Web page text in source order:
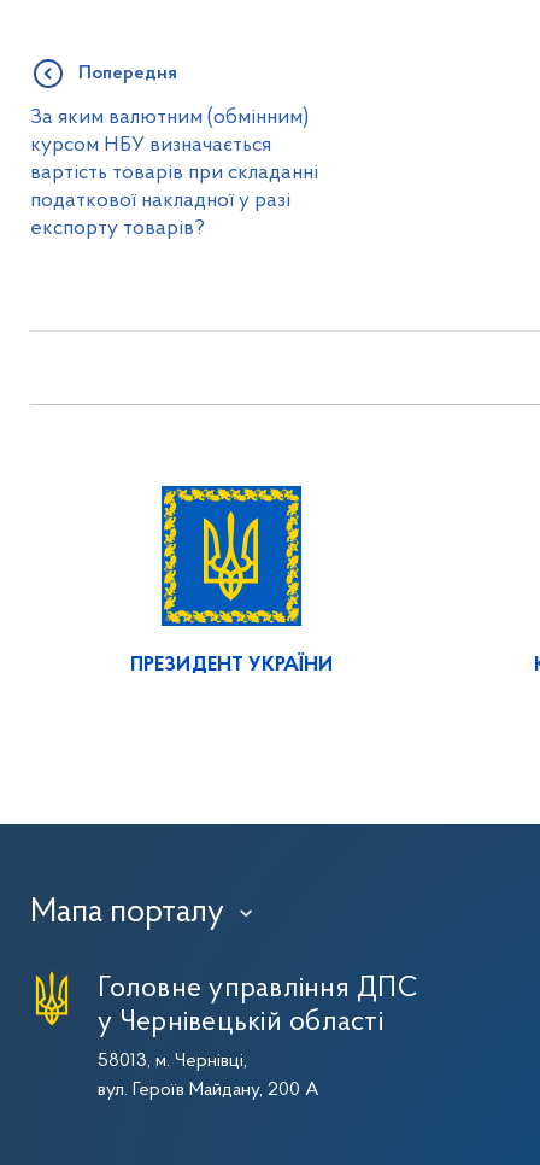
Попередня
За яким валютним (обмінним)
курсом НБУ визначається
вартість товарів при складанні
податкової накладної у разі
експорту товарів?
ПРЕЗИДЕНТ УКРАЇНИ
Мапа порталу ›
Головне управління ДПС
у Чернівецькій області
58013, м. Чернівці,
вул. Героїв Майдану, 200 А